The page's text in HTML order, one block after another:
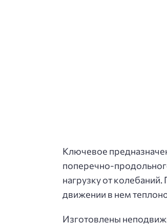
Ключевое
поперечно-
нагрузку от
движении в нем
Изготовлены